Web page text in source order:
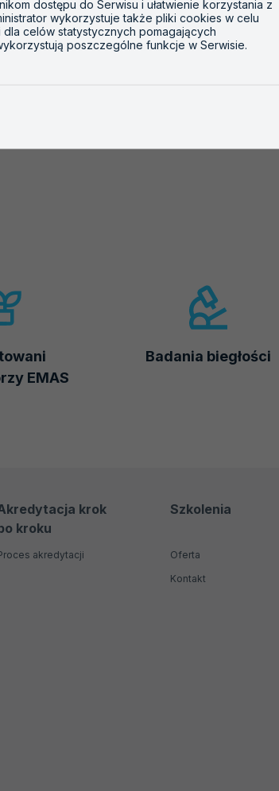
EMAS
Badania biegłości
krok
kroku
akredytacji
Szkolenia
Oferta
Kontakt
dostępu do Serwisu i ułatwienie korzystania z
wykorzystuje także pliki cookies w celu
celów statystycznych pomagających
poszczególne funkcje w Serwisie.